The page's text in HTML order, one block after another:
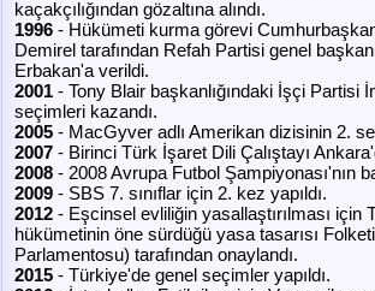
kaçakçılığından gözaltına alındı.
1996 - Hükümeti kurma görevi
Demirel tarafından Refah Partisi genel
Erbakan'a verildi.
2001 - Tony Blair başkanlığındaki İşçi Partisi
seçimleri kazandı.
2005 - MacGyver adlı Amerikan dizisinin 2.
2007 - Birinci Türk İşaret Dili Çalıştayı
2008 - 2008 Avrupa Futbol Şampiyonası'nın
2009 - SBS 7. sınıflar için 2. kez yapıldı.
2012 - Eşcinsel evliliğin yasallaştırılması için
hükümetinin öne sürdüğü yasa tasarısı
Parlamentosu) tarafından onaylandı.
2015 - Türkiye'de genel seçimler yapıldı.